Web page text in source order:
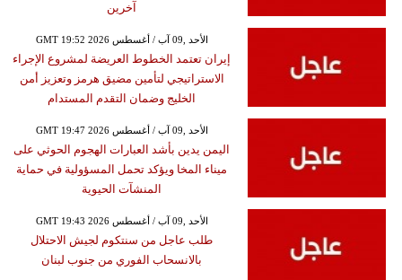
آخرين
GMT 19:52 2026 الأحد ,09 آب / أغسطس
إيران تعتمد الخطوط العريضة لمشروع الإجراء
الاستراتيجي لتأمين مضيق هرمز وتعزيز أمن
الخليج وضمان التقدم المستدام
GMT 19:47 2026 الأحد ,09 آب / أغسطس
اليمن يدين بأشد العبارات الهجوم الحوثي على
ميناء المخا ويؤكد تحمل المسؤولية في حماية
المنشآت الحيوية
GMT 19:43 2026 الأحد ,09 آب / أغسطس
طلب عاجل من سنتكوم لجيش الاحتلال
بالانسحاب الفوري من جنوب لبنان